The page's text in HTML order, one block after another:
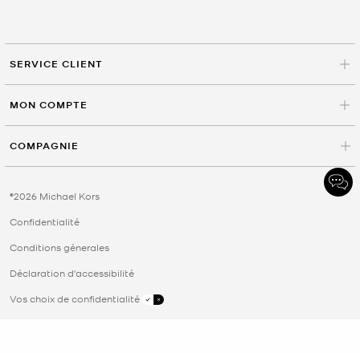
SERVICE CLIENT
MON COMPTE
COMPAGNIE
©2026 Michael Kors
Confidentialité
Conditions génerales
Déclaration d'accessibilité
Vos choix de confidentialité